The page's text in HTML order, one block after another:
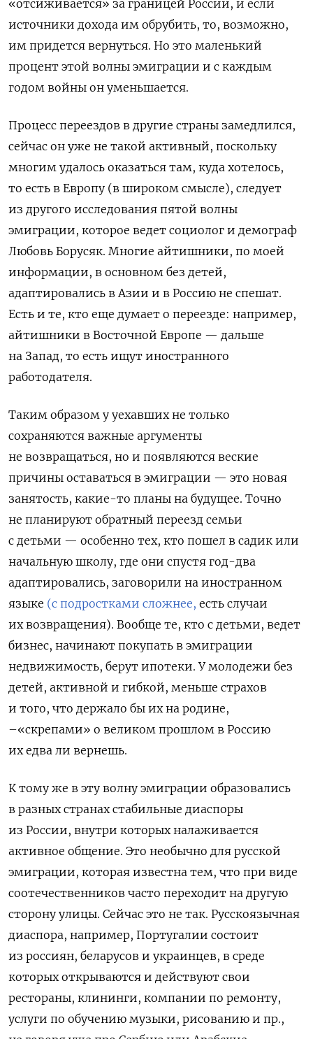
«отсиживается» за границей России, и если
источники дохода им обрубить, то, возможно,
им придется вернуться. Но это маленький
процент этой волны эмиграции и с каждым
годом войны он уменьшается.
Процесс переездов в другие страны замедлился,
сейчас он уже не такой активный, поскольку
многим удалось оказаться там, куда хотелось,
то есть в Европу (в широком смысле), следует
из другого исследования пятой волны
эмиграции, которое ведет социолог и демограф
Любовь Борусяк. Многие айтишники, по моей
информации, в основном без детей,
адаптировались в Азии и в Россию не спешат.
Есть и те, кто еще думает о переезде: например,
айтишники в Восточной Европе — дальше
на Запад, то есть ищут иностранного
работодателя.
Таким образом у уехавших не только
сохраняются важные аргументы
не возвращаться, но и появляются веские
причины оставаться в эмиграции — это новая
занятость, какие-то планы на будущее. Точно
не планируют обратный переезд семьи
с детьми — особенно тех, кто пошел в садик или
начальную школу, где они спустя год-два
адаптировались, заговорили на иностранном
языке (с подростками сложнее, есть случаи
их возвращения). Вообще те, кто с детьми, ведет
бизнес, начинают покупать в эмиграции
недвижимость, берут ипотеки. У молодежи без
детей, активной и гибкой, меньше страхов
и того, что держало бы их на родине,
–«скрепами» о великом прошлом в Россию
их едва ли вернешь.
К тому же в эту волну эмиграции образовались
в разных странах стабильные диаспоры
из России, внутри которых налаживается
активное общение. Это необычно для русской
эмиграции, которая известна тем, что при виде
соотечественников часто переходит на другую
сторону улицы. Сейчас это не так. Русскоязычная
диаспора, например, Португалии состоит
из россиян, беларусов и украинцев, в среде
которых открываются и действуют свои
рестораны, клининги, компании по ремонту,
услуги по обучению музыки, рисованию и пр.,